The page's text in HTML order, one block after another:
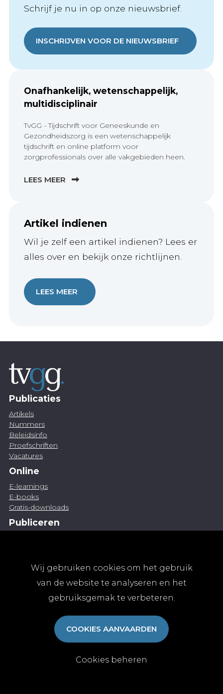
Wij gebruiken cookies om het gebruik
van de website te analyseren en het
gebruiksgemak te verbeteren.
COOKIES AANVAARDEN
Cookies beheren
Schrijf je nu in op onze nieuwsbrief.
INSCHRIJVEN VOOR DE NIEUWSBRIEF
Onafhankelijk, wetenschappelijk,
multidisciplinair
TvGG - Tijdschrift voor Geneeskunde en
Gezondheidszorg is een wetenschappelijk
tijdschrift en online platform voor
zorgprofessionals over alle vakgebieden heen.
LEES MEER
Artikel indienen
Wil je zelf een artikel indienen? Lees er
alles over en bekijk onze richtlijnen.
LEES MEER
Publicaties
Artikels
Nummers
Beleidsinfo
Proefschriften
Vacatures
Online
E-learnings
E-books
Gratis-downloads
Publiceren
Abonnementen
Algemene abonnementsvoorwaarden